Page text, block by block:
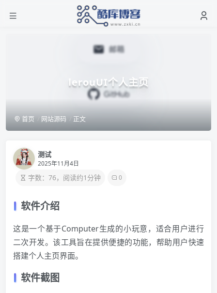
lerouUI个人主页
首页 网站源码 正文
测试
2025年11月4日
字数：76，阅读约1分钟 0
软件介绍
这是一个基于Computer生成的小玩意，适合用户进行
二次开发。该工具旨在提供便捷的功能，帮助用户快速
搭建个人主页界面。
软件截图